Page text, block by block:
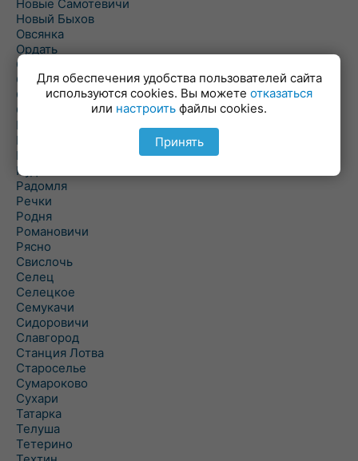
Новые Самотевичи
Новый Быхов
Овсянка
Ордать
Ореховка
Осиновка
Осиповичи
Осово
Павловичи
Паршино
Петуховка
Пудовня
Радомля
Речки
Родня
Романовичи
Рясно
Свислочь
Селец
Селецкое
Семукачи
Сидоровичи
Славгород
Станция Лотва
Староселье
Сумароково
Сухари
Татарка
Телуша
Тетерино
Для обеспечения удобства пользователей сайта
используются cookies. Вы можете отказаться
или настроить файлы cookies.
Принять